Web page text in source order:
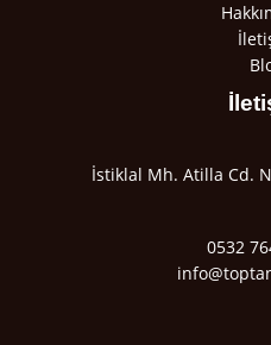
İstiklal Mh. Atilla Cd.
0532